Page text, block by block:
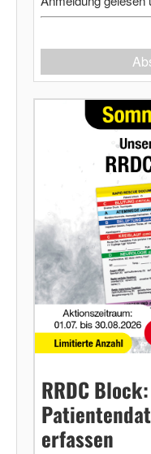
RRDC Block:
erfassen